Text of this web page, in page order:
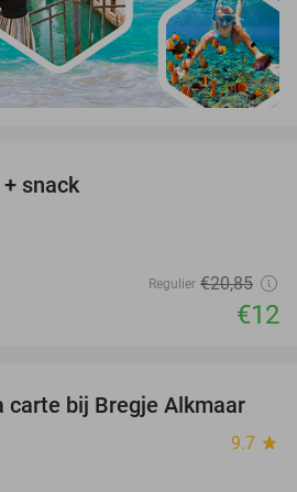
snack
Regulier €20,85
€12
12%
carte bij Bregje Alkmaar
9.7 star